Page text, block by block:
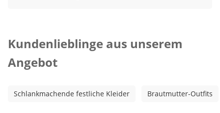
Kundenlieblinge aus unserem
Angebot
Schlankmachende festliche Kleider Brautmutter-Outfits